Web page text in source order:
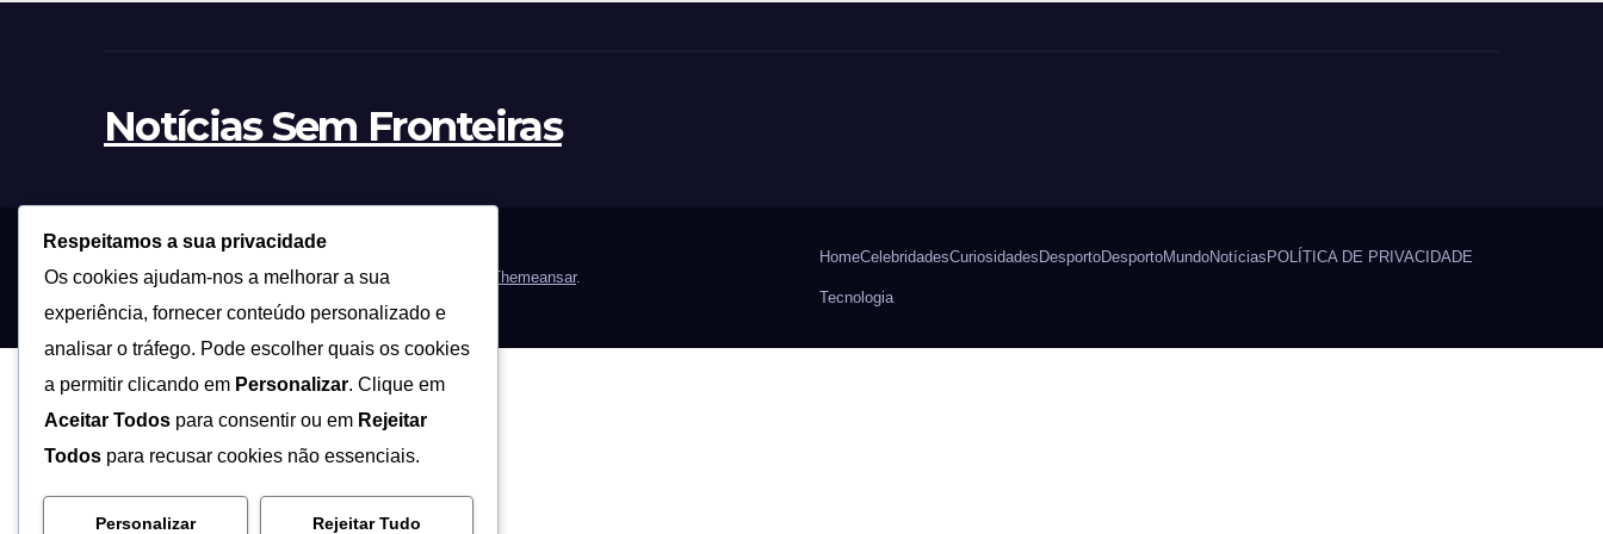
Notícias Sem Fronteiras
Proudly powered by WordPress|Theme: News Way by Themeansar.
HomeCelebridadesCuriosidades DesportoDesportoMundoNotícias POLÍTICA DE PRIVACIDADE
Tecnologia
Respeitamos a sua privacidade
Os cookies ajudam-nos a melhorar a sua
experiência, fornecer conteúdo personalizado e
analisar o tráfego. Pode escolher quais os cookies
a permitir clicando em Personalizar. Clique em
Aceitar Todos para consentir ou em Rejeitar
Todos para recusar cookies não essenciais.
Personalizar Rejeitar Tudo